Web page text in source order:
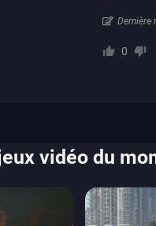
Dernière
0
vidéo du